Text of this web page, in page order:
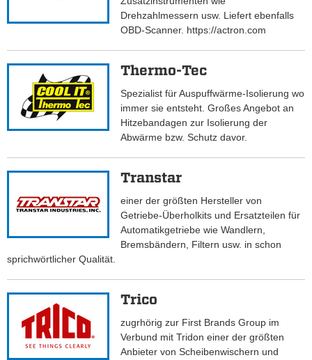
Drehzahlmessern usw. Liefert ebenfalls
OBD-Scanner. https://actron.com
Thermo-Tec
Spezialist für Auspuffwärme-Isolierung wo
immer sie entsteht. Großes Angebot an
Hitzebandagen zur Isolierung der
Abwärme bzw. Schutz davor.
Transtar
einer der größten Hersteller von
Getriebe-Überholkits und Ersatzteilen für
Automatikgetriebe wie Wandlern,
Bremsbändern, Filtern usw. in schon
sprichwörtlicher Qualität.
Trico
zugrhörig zur First Brands Group im
Verbund mit Tridon einer der größten
Anbieter von Scheibenwischern und